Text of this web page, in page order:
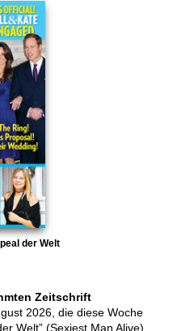
der Welt
Zeitschrift
2026, die diese Woche
Welt” (Sexiest Man Alive)